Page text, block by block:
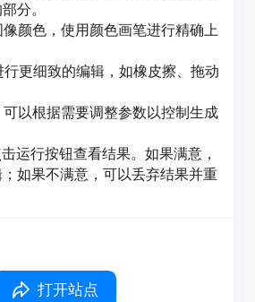
分。
颜色，使用颜色画笔进行精确上
更细致的编辑，如橡皮擦、拖动
以根据需要调整参数以控制生成
运行按钮查看结果。如果满意，
如果不满意，可以丢弃结果并重
打开站点